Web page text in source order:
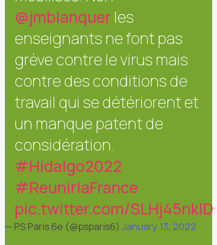
@jmblanquer les
enseignants ne font pas
grève contre le virus mais
contre des conditions de
travail qui se détériorent et
un manque patent de
considération.
#Hidalgo2022
#ReunirlaFrance
pic.twitter.com/SLHj45nkID
— PS Paris 6e (@psparis6) January 13, 2022